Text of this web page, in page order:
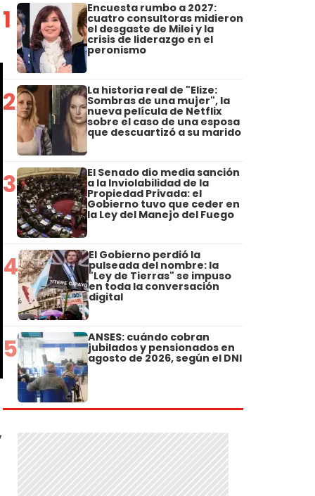
1 Encuesta rumbo a 2027:
cuatro consultoras midieron
el desgaste de Milei y la
crisis de liderazgo en el
peronismo
2 La historia real de "Elize:
Sombras de una mujer", la
nueva película de Netflix
sobre el caso de una esposa
que descuartizó a su marido
3 El Senado dio media sanción
a la Inviolabilidad de la
Propiedad Privada: el
Gobierno tuvo que ceder en
la Ley del Manejo del Fuego
4 El Gobierno perdió la
pulseada del nombre: la
"Ley de Tierras" se impuso
en toda la conversación
digital
5 ANSES: cuándo cobran
jubilados y pensionados en
agosto de 2026, según el DNI